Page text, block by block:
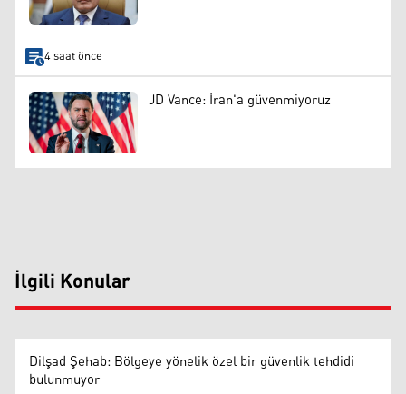
4 saat önce
JD Vance: İran'a güvenmiyoruz
İlgili Konular
Dilşad Şehab: Bölgeye yönelik özel bir güvenlik tehdidi
bulunmuyor